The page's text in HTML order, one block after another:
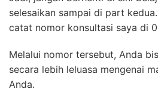
selesaikan sampai di part
catat nomor konsultasi saya di
Melalui nomor tersebut, Anda
secara lebih leluasa mengenai
Anda.